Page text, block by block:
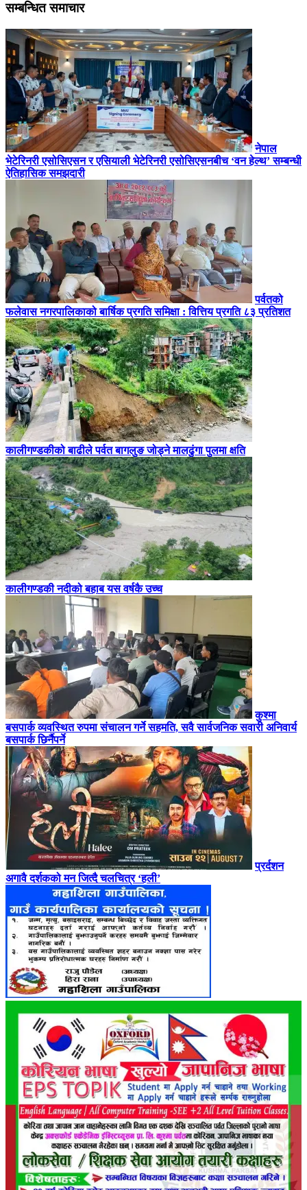
सम्बन्धित समाचार
नेपाल
भेटेरिनरी एसोसिएसन र एसियाली भेटेरिनरी एसोसिएसनबीच ‘वन हेल्थ’ सम्बन्धी
ऐतिहासिक समझदारी
पर्वतको
फलेवास नगरपालिकाको बार्षिक प्रगति समिक्षा : वित्तिय प्रगति ८३ प्रतिशत
कालीगण्डकीको बाढीले पर्वत बागलुङ जोड्ने मालढुंगा पुलमा क्षति
कालीगण्डकी नदीको बहाब यस वर्षकै उच्च
कुश्मा
बसपार्क व्यवस्थित रुपमा संचालन गर्ने सहमति, सवै सार्वजनिक सवारी अनिवार्य
बसपार्क छिर्नैपर्ने
प्रर्दशन
अगावै दर्शकको मन जित्दै चलचित्र ‘हली’